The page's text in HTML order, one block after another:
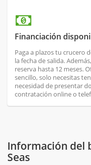
Financiación
Paga a plazos tu crucero
la fecha de salida.
reserva hasta 12 meses.
sencillo, solo necesitas
necesidad de presentar
contratación online o
Información del
Seas